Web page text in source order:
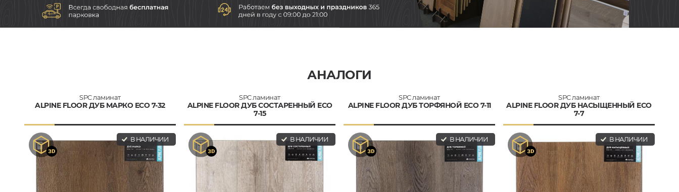
АНАЛОГИ
SPC ламинат
ALPINE FLOOR ДУБ МАРКО ЕСО 7-32
В НАЛИЧИИ
SPC ламинат
ALPINE FLOOR ДУБ СОСТАРЕННЫЙ ECO
7-15
В НАЛИЧИИ
SPC ламинат
ALPINE FLOOR ДУБ ТОРФЯНОЙ ECO 7-11
В НАЛИЧИИ
SPC ламинат
ALPINE FLOOR ДУБ НАСЫЩЕННЫЙ ECO
7-7
В НАЛИЧИИ